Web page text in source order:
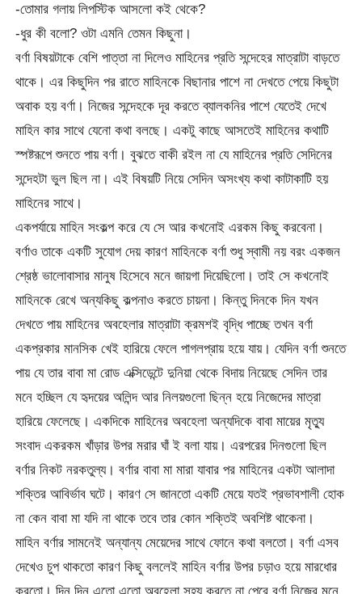
-তোমার গলায় লিপস্টিক আসলো কই থেকে?
-ধুর কী বলো? ওটা এমনি তেমন কিছুনা।
বর্ণা বিষয়টাকে বেশি পাত্তা না দিলেও মাহিনের প্রতি সন্দেহের মাত্রাটা বাড়তে
থাকে। এর কিছুদিন পর রাতে মাহিনকে বিছানার পাশে না দেখতে পেয়ে কিছুটা
অবাক হয় বর্ণা। নিজের সন্দেহকে দূর করতে ব্যালকনির পাশে যেতেই দেখে
মাহিন কার সাথে যেনো কথা বলছে। একটু কাছে আসতেই মাহিনের কথাটি
স্পষ্টরূপে শুনতে পায় বর্ণা। বুঝতে বাকী রইল না যে মাহিনের প্রতি সেদিনের
সন্দেহটা ভুল ছিল না। এই বিষয়টি নিয়ে সেদিন অসংখ্য কথা কাটাকাটি হয়
মাহিনের সাথে।
একপর্যায়ে মাহিন সংকল্প করে যে সে আর কখনোই এরকম কিছু করবেনা।
বর্ণাও তাকে একটি সুযোগ দেয় কারণ মাহিনকে বর্ণা শুধু স্বামী নয় বরং একজন
শ্রেষ্ঠ ভালোবাসার মানুষ হিসেবে মনে জায়গা দিয়েছিলো। তাই সে কখনোই
মাহিনকে রেখে অন্যকিছু কল্পনাও করতে চায়না। কিন্তু দিনকে দিন যখন
দেখতে পায় মাহিনের অবহেলার মাত্রাটা ক্রমশই বৃদ্ধি পাচ্ছে তখন বর্ণা
একপ্রকার মানসিক খেই হারিয়ে ফেলে পাগলপ্রায় হয়ে যায়। যেদিন বর্ণা শুনতে
পায় যে তার বাবা মা রোড এক্সিডেন্টে দুনিয়া থেকে বিদায় নিয়েছে সেদিন তার
মনে হচ্ছিল যে হৃদয়ের অলিন্দ আর নিলয়গুলো ছিন্ন হয়ে নিজেদের মাত্রা
হারিয়ে ফেলেছে। একদিকে মাহিনের অবহেলা অন্যদিকে বাবা মায়ের মৃত্যু
সংবাদ একরকম খাঁড়ার উপর মরার ঘাঁ ই বলা যায়। এরপরের দিনগুলো ছিল
বর্ণার নিকট নরকতুল্য। বর্ণার বাবা মা মারা যাবার পর মাহিনের একটা আলাদা
শক্তির আবির্ভাব ঘটে। কারণ সে জানতো একটি মেয়ে যতই প্রভাবশালী হোক
না কেন বাবা মা যদি না থাকে তবে তার কোন শক্তিই অবশিষ্ট থাকেনা।
মাহিন বর্ণার সামনেই অন্যান্য মেয়েদের সাথে ফোনে কথা বলতো। বর্ণা এসব
দেখেও চুপ থাকতো কারণ কিছু বললেই মাহিন বর্ণার উপর চড়াও হয়ে মারধোর